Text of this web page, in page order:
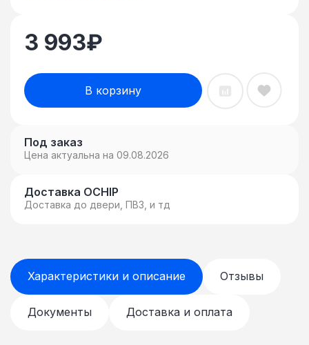
3 993₽
В корзину
Под заказ
Цена актуальна на 09.08.2026
Доставка OCHIP
Доставка до двери, ПВЗ, и тд
Характеристики и описание Отзывы
Документы Доставка и оплата